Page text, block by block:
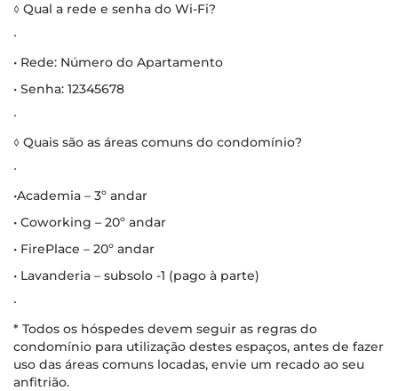
◊ Qual a rede e senha do Wi-Fi?
∙
• Rede: Número do Apartamento
• Senha: 12345678
∙
◊ Quais são as áreas comuns do condomínio?
∙
•Academia – 3º andar
• Coworking – 20º andar
• FirePlace – 20º andar
• Lavanderia – subsolo -1 (pago à parte)
∙
* Todos os hóspedes devem seguir as regras do
condomínio para utilização destes espaços, antes de fazer
uso das áreas comuns locadas, envie um recado ao seu
anfitrião.